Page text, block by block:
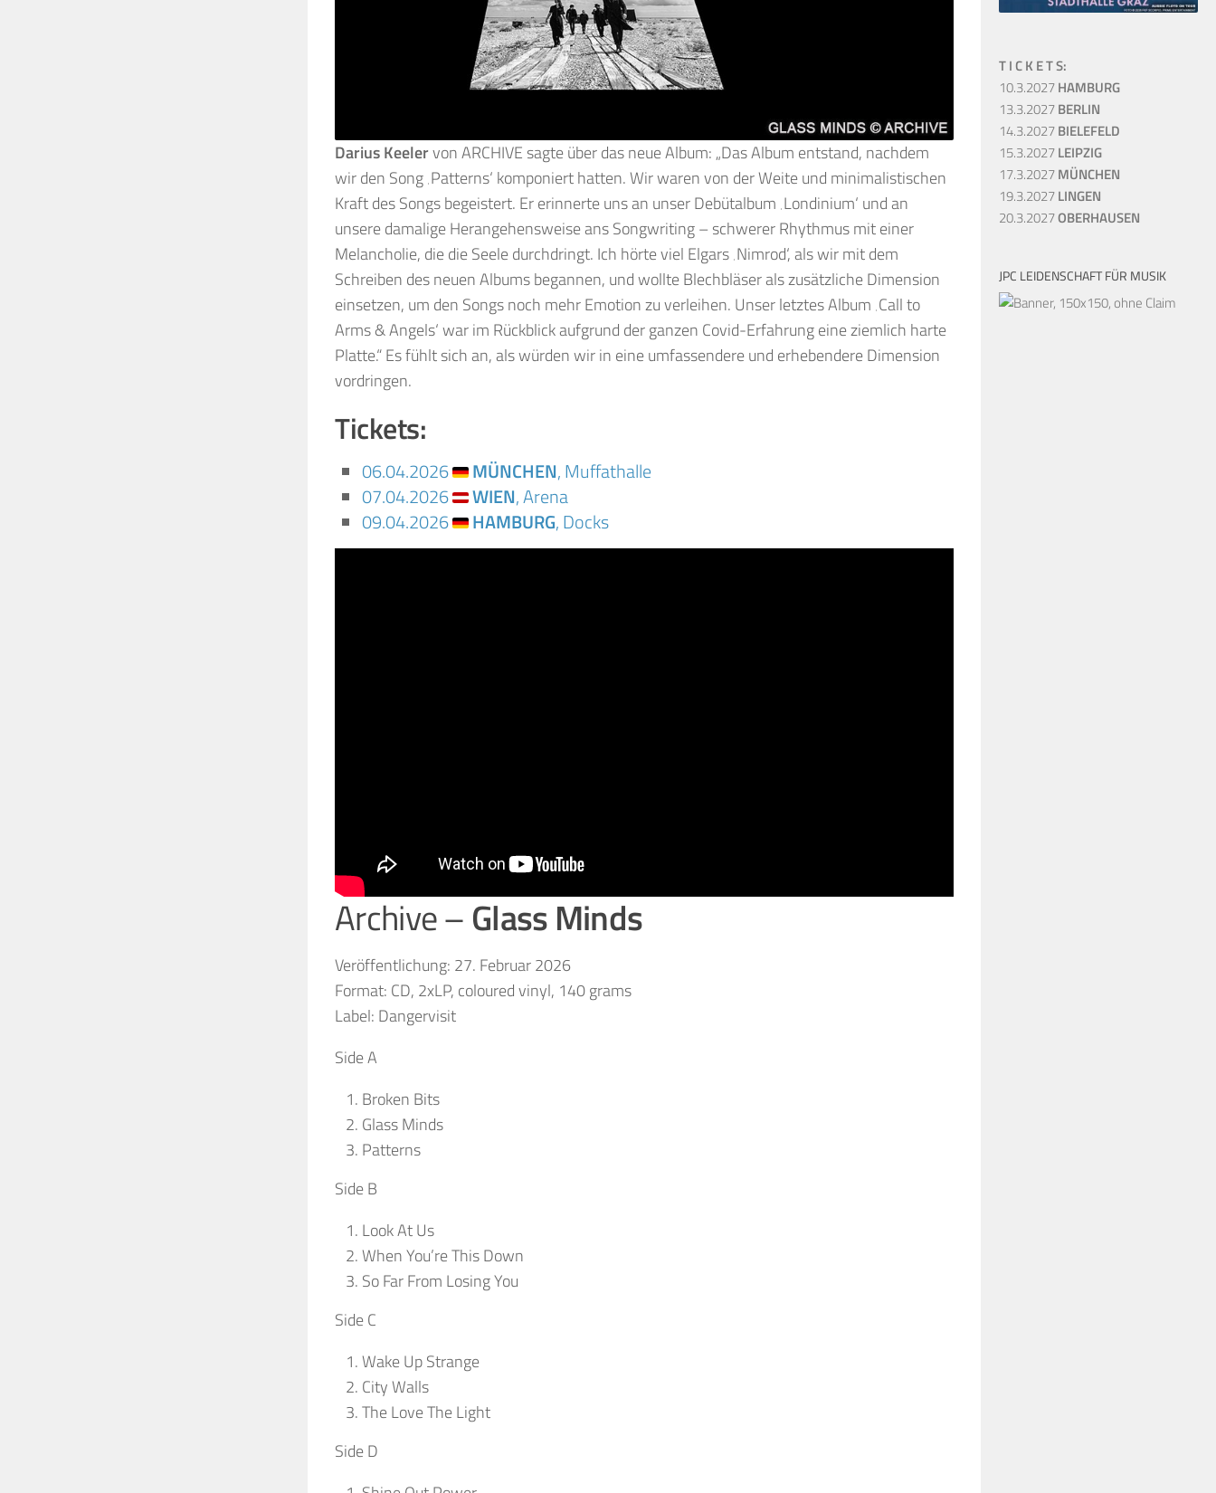
Darius Keelervon ARCHIVE sagte über das neue Album: „Das Album entstand, nachdem
wir den Song ‚Patterns‘ komponiert hatten. Wir waren von der Weite und minimalistischen
Kraft des Songs begeistert. Er erinnerte uns an unser Debütalbum ‚Londinium‘ und an
unsere damalige Herangehensweise ans Songwriting – schwerer Rhythmus mit einer
Melancholie, die die Seele durchdringt. Ich hörte viel Elgars ‚Nimrod‘, als wir mit dem
Schreiben des neuen Albums begannen, und wollte Blechbläser als zusätzliche Dimension
einsetzen, um den Songs noch mehr Emotion zu verleihen. Unser letztes Album ‚Call to
Arms & Angels‘ war im Rückblick aufgrund der ganzen Covid-Erfahrung eine ziemlich harte
Platte.“ Es fühlt sich an, als würden wir in eine umfassendere und erhebendere Dimension
vordringen.
Tickets:
06.04.2026 MÜNCHEN, Muffathalle
07.04.2026
WIEN, Arena
09.04.2026
HAMBURG, Docks
Archive –Glass Minds
Veröffentlichung: 27. Februar 2026
Format: CD, 2xLP, coloured vinyl, 140 grams
Label: Dangervisit
Side A
Broken Bits
Glass Minds
Patterns
Side B
Look At Us
When You’re This Down
So Far From Losing You
Side C
Wake Up Strange
City Walls
The Love The Light
Side D
T I C K E T S:
10.3.2027HAMBURG
13.3.2027BERLIN
14.3.2027BIELEFELD
15.3.2027LEIPZIG
17.3.2027MÜNCHEN
19.3.2027LINGEN
20.3.2027OBERHAUSEN
JPC LEIDENSCHAFT FÜR MUSIK